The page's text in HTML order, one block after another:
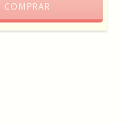
COMPRAR